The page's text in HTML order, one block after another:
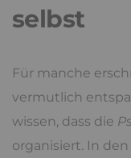
selbst
Für manche
vermutlich
wissen, dass die
organisiert. In